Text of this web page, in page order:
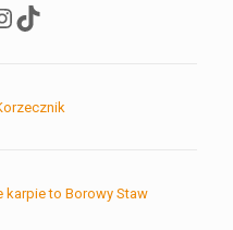
TikTok